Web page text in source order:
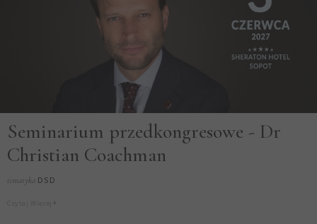
Seminarium przedkongresowe - Dr
Christian Coachman
tematyka DSD